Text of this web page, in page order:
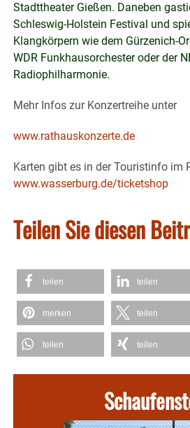
Stadttheater Gießen. Daneben
Schleswig-Holstein Festival und
Klangkörpern wie dem Gürzenich-
WDR Funkhausorchester oder der
Radiophilharmonie.
Mehr Infos zur Konzertreihe unter
www.rathauskonzerte.de
Karten gibt es in der Touristinfo im
www.wasserburg.de/ticketshop
Teilen Sie diesen
teilen teilen
merken teilen
teilen teilen